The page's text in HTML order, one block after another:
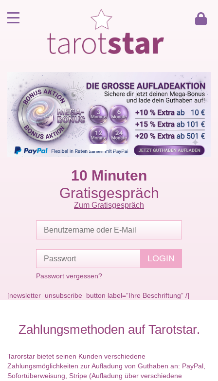
Kunde werden
Berater werden
Kartenlegen Gratisgespräch
Gästebuch
10 Minuten
Gratisgespräch
Zum Gratisgespräch
Passwort vergessen?
[newsletter_unsubscribe_button label=”Ihre Beschriftung” /]
Zahlungsmethoden auf Tarotstar.
Tarorstar bietet seinen Kunden verschiedene
Zahlungsmöglichkeiten zur Aufladung von Guthaben an: PayPal,
Sofortüberweisung, Stripe (Aufladung über verschiedene